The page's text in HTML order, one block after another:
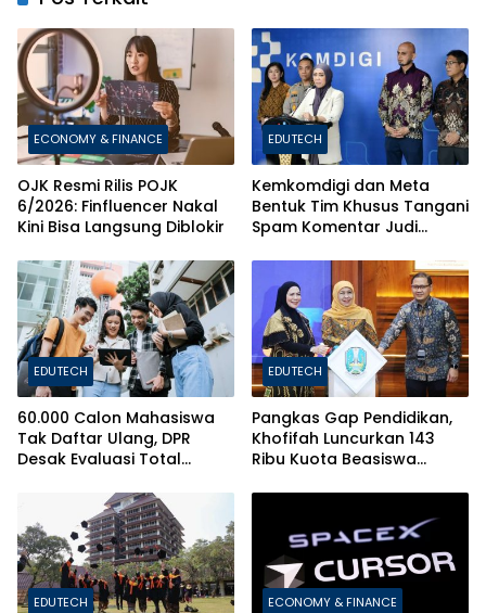
ECONOMY & FINANCE
OJK Resmi Rilis POJK
6/2026: Finfluencer Nakal
Kini Bisa Langsung Diblokir
EDUTECH
Kemkomdigi dan Meta
Bentuk Tim Khusus Tangani
Spam Komentar Judi
EDUTECH
60.000 Calon Mahasiswa
Tak Daftar Ulang, DPR
Desak Evaluasi Total
EDUTECH
Pangkas Gap Pendidikan,
Khofifah Luncurkan 143
Ribu Kuota Beasiswa
Jatim
EDUTECH ECONOMY & FINANCE